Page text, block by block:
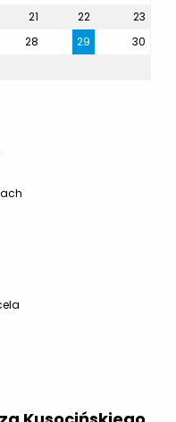
21 22
23
28 29
30